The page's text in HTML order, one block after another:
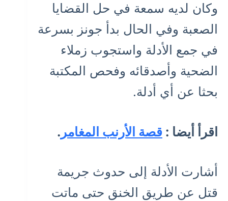
وكان لديه سمعة في حل القضايا
الصعبة وفي الحال بدأ جونز بسرعة
في جمع الأدلة واستجوب زملاء
الضحية وأصدقائه وفحص المكتبة
بحثا عن أي أدلة.
اقرأ أيضا : قصة الأرنب المغامر .
أشارت الأدلة إلى حدوث جريمة
قتل عن طريق الخنق حتى ماتت